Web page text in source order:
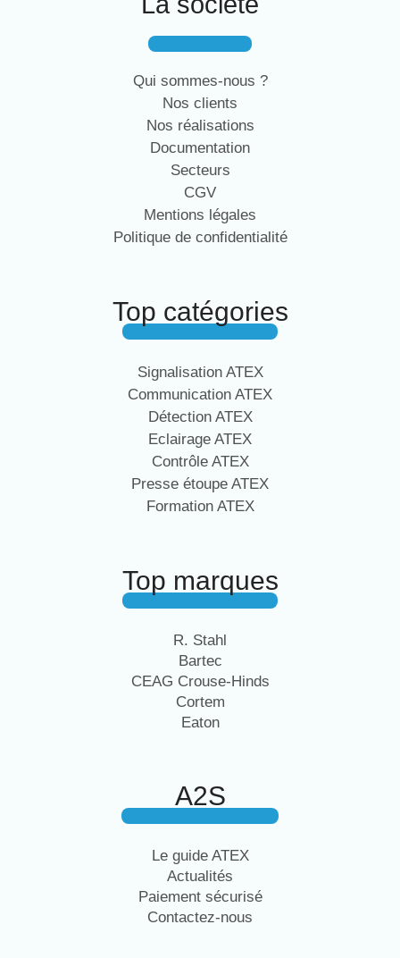
Qui sommes-nous ?
Nos clients
Nos réalisations
Documentation
Secteurs
CGV
Mentions légales
Politique de confidentialité
Top catégories
Signalisation ATEX
Communication ATEX
Détection ATEX
Eclairage ATEX
Contrôle ATEX
Presse étoupe ATEX
Formation ATEX
Top marques
R. Stahl
Bartec
CEAG Crouse-Hinds
Cortem
Eaton
A2S
Le guide ATEX
Actualités
Paiement sécurisé
Contactez-nous